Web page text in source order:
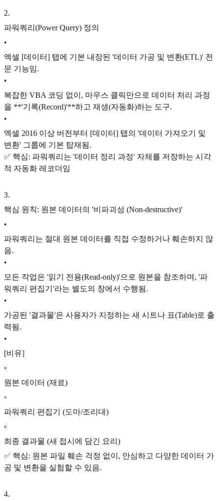
2.
파워쿼리(Power Query) 정의
•
엑셀 [데이터] 탭에 기본 내장된 '데이터 가공 및 변환(ETL)' 전
문 기능임.
•
복잡한 VBA 코딩 없이, 마우스 클릭만으로 데이터 처리 과정
을 **'기록(Record)'**하고 재생(자동화)하는 도구.
•
엑셀 2016 이상 버전부터 [데이터] 탭의 '데이터 가져오기 및
변환' 그룹에 기본 탑재됨.
✅ 핵심: 파워쿼리는 '데이터 정리 과정' 자체를 저장하는 시각
적 자동화 레코더임
3.
핵심 원칙: 원본 데이터의 '비파괴성 (Non-destructive)'
•
파워쿼리는 절대 원본 데이터를 직접 수정하거나 훼손하지 않
음.
•
모든 작업은 '읽기 전용(Read-only)'으로 원본을 참조하며, '파
워쿼리 편집기'라는 별도의 창에서 수행됨.
•
가공된 '결과물'은 사용자가 지정하는 새 시트나 표(Table)로 출
력됨.
•
[비유]
◦
원본 데이터 (재료)
◦
파워쿼리 편집기 (도마/조리대)
◦
최종 결과물 (새 접시에 담긴 요리)
✅ 핵심: 원본 파일 훼손 걱정 없이, 안심하고 다양한 데이터 가
공 및 변환을 실험할 수 있음.
4.